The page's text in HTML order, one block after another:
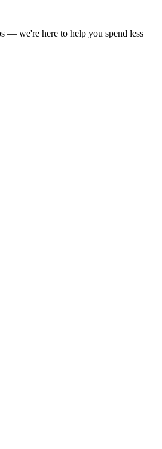
— we're here to help you spend less